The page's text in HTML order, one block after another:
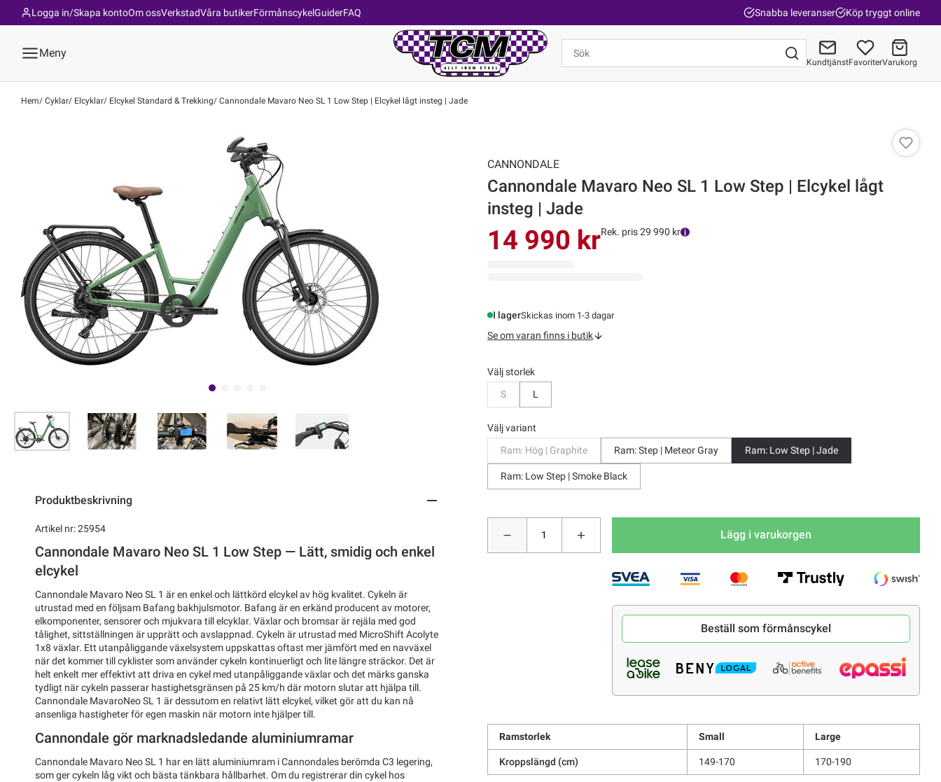
Om ossVerkstadVåra butikerFörmånscykelGuiderFAQ
Logga in/Skapa konto Snabba leveranser Köp tryggt online
Meny
KundtjänstFavoriterVarukorg
Hem Cyklar Elcyklar Elcykel Standard & Trekking Cannondale Mavaro Neo SL 1 Low Step | Elcykel lågt insteg | Jade
Produktbeskrivning
Artikel nr: 25954
Cannondale Mavaro Neo SL 1 Low Step — Lätt, smidig och enkel
elcykel
Cannondale Mavaro Neo SL 1 är en enkel och lättkörd elcykel av hög kvalitet. Cykeln är
utrustad med en följsam Bafang bakhjulsmotor. Bafang är en erkänd producent av motorer,
elkomponenter, sensorer och mjukvara till elcyklar. Växlar och bromsar är rejäla med god
tålighet, sittställningen är upprätt och avslappnad. Cykeln är utrustad med MicroShift Acolyte
1x8 växlar. Ett utanpåliggande växelsystem uppskattas oftast mer jämfört med en navväxel
när det kommer till cyklister som använder cykeln kontinuerligt och lite längre sträckor. Det är
helt enkelt mer effektivt att driva en cykel med utanpåliggande växlar och det märks ganska
tydligt när cykeln passerar hastighetsgränsen på 25 km/h där motorn slutar att hjälpa till.
Cannondale MavaroNeo SL 1 är dessutom en relativt lätt elcykel, vilket gör att du kan nå
ansenliga hastigheter för egen maskin när motorn inte hjälper till.
Cannondale gör marknadsledande aluminiumramar
Cannondale Mavaro Neo SL 1 har en lätt aluminiumram i Cannondales berömda C3 legering,
som ger cykeln låg vikt och bästa tänkbara hållbarhet. Om du registrerar din cykel hos
CANNONDALE
Cannondale Mavaro Neo SL 1 Low Step | Elcykel lågt
insteg | Jade
14 990 krRek. pris 29 990 kr
I lagerSkickas inom 1-3 dagar
Se om varan finns i butik
Välj storlek
S
L
Välj variant
Ram: Hög | Graphite
Ram: Step | Meteor Gray Ram: Low Step | Jade
Ram: Low Step | Smoke Black
Lägg i varukorgen
Beställ som förmånscykel
Ramstorlek Small Large
Kroppslängd (cm) 149-170 170-190